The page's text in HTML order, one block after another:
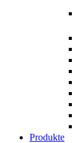
Produkte